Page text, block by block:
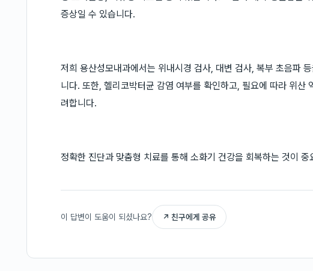
증상일 수 있습니다.
저희 용산성모내과에서는 위내시경 검사, 대변 검사, 복부 초음파
니다. 또한, 헬리코박터균 감염 여부를 확인하고, 필요에 따라 위산
려합니다.
정확한 진단과 맞춤형 치료를 통해 소화기 건강을 회복하는 것이 중
이 답변이 도움이 되셨나요? ↗ 친구에게 공유